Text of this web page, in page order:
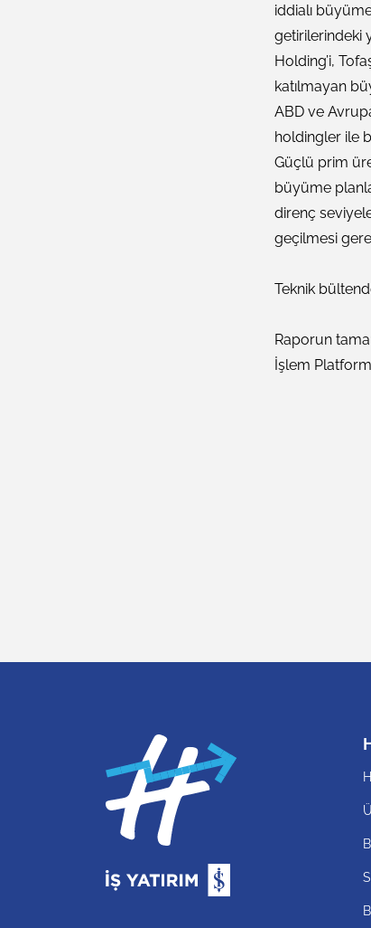
iddialı
getirilerindeki
Holding’i,
katılmayan
ABD ve
holdingler ile
Güçlü prim
büyüme
direnç
geçilmesi
Teknik
Raporun
İşlem